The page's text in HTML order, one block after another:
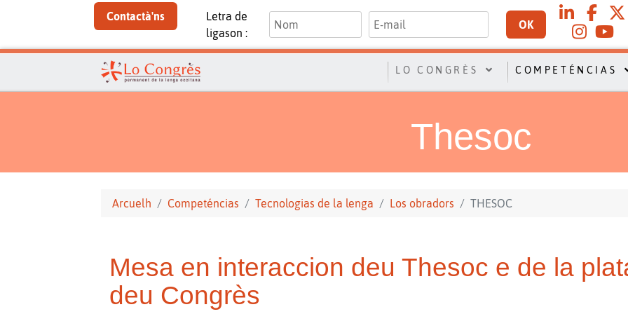
Contactà'ns
Letra de
ligason :
OK
LO CONGRÈS COMPETÉNCIAS
Thesoc
Arcuelh Competéncias Tecnologias de la lenga Los obradors THESOC
Mesa en interaccion deu Thesoc e de la
deu Congrès